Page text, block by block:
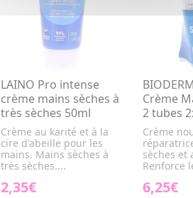
LAINO Pro intense
crème mains sèches à
très sèches 50ml
Crème au karité et à la
cire d'abeille pour les
mains. Mains sèches à
très sèches....
2,35€
Crème
2 tubes
Crème
sèches et
Renforce
6,25€